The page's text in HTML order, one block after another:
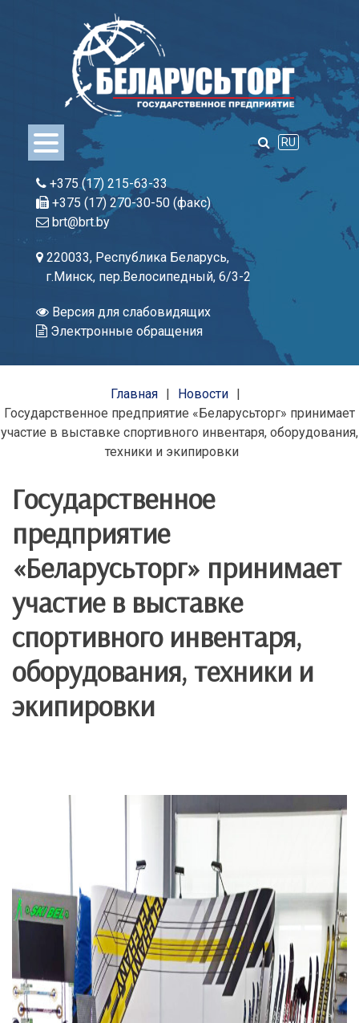
RU
+375 (17) 215-63-33
+375 (17) 270-30-50 (факс)
brt@brt.by
220033, Республика Беларусь,
г.Минск, пер.Велосипедный, 6/3-2
Версия для слабовидящих
Электронные обращения
Главная
Новости
Государственное предприятие «Беларусьторг» принимает
участие в выставке спортивного инвентаря, оборудования,
техники и экипировки
Государственное
предприятие
«Беларусьторг» принимает
участие в выставке
спортивного инвентаря,
оборудования, техники и
экипировки